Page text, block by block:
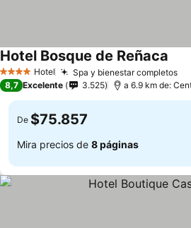
4 EstrellasHotel Spa y bienestar completos
Hotel Bosque de Reñaca
8,7 Excelente 3.525 a 6.9 km de:
De $75.857
Mira precios de 8 páginas